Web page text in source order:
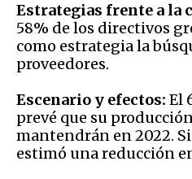
Estrategias frente a la
58% de los directivos
como estrategia la
proveedores.
Escenario y efectos: El
prevé que su
mantendrán en 2022.
estimó una reducción